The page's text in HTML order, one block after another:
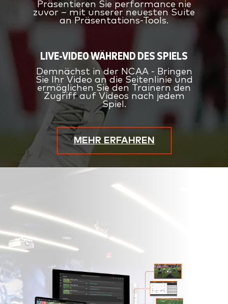
Präsentieren Sie performance nie
zuvor – mit unserer neuesten Suite
an Präsentations-Tools.
LIVE-VIDEO WÄHREND DES SPIELS
Demnächst in der NCAA - Bringen
Sie Ihr Video an die Seitenlinie und
ermöglichen Sie den Trainern den
Zugriff auf Videos nach jedem
Spiel.
MEHR ERFAHREN